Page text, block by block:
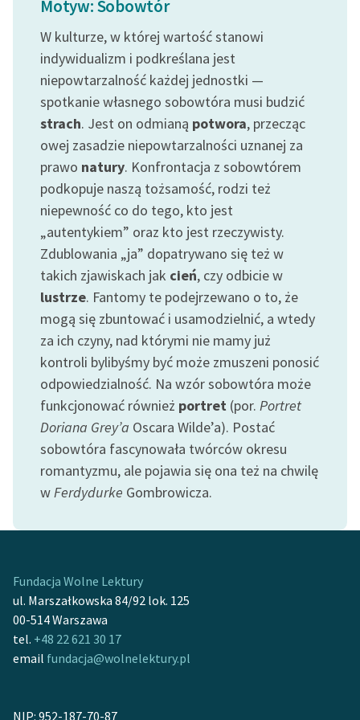
feministycznej
Ręce pełne poezji
Kolekcje edukacyjne
twórców przechodzących
do domeny publicznej,
lektur szkolnych oraz
Starego Testamentu
Odkurzamy bohaterów
Szkoła Poezji Wolnych
Lektur
O nas
O projekcie
Zasady wykorzystania
Wolnych Lektur
Regulamin biblioteki
Dane fundacji i
sprawozdania finansowe
Regulamin darowizn
wrażliwych
Motyw: Sobowtór
W kulturze, w której wartość stanowi
indywidualizm i podkreślana jest
niepowtarzalność każdej jednostki —
spotkanie własnego sobowtóra musi budzić
strach. Jest on odmianą potwora, przecząc
owej zasadzie niepowtarzalności uznanej za
prawo natury. Konfrontacja z sobowtórem
podkopuje naszą tożsamość, rodzi też
niepewność co do tego, kto jest
„autentykiem” oraz kto jest rzeczywisty.
Zdublowania „ja” dopatrywano się też w
takich zjawiskach jak cień, czy odbicie w
lustrze. Fantomy te podejrzewano o to, że
mogą się zbuntować i usamodzielnić, a wtedy
za ich czyny, nad którymi nie mamy już
kontroli bylibyśmy być może zmuszeni ponosić
odpowiedzialność. Na wzór sobowtóra może
funkcjonować również portret (por. Portret
Doriana Grey’a Oscara Wilde’a). Postać
sobowtóra fascynowała twórców okresu
romantyzmu, ale pojawia się ona też na chwilę
wFerdydurke Gombrowicza.
Fundacja Wolne Lektury
ul. Marszałkowska 84/92 lok. 125
00-514 Warszawa
tel. +48 22 621 30 17
email fundacja@wolnelektury.pl
NIP: 952-187-70-87